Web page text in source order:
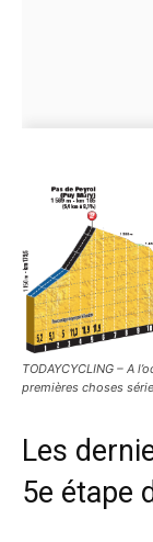
TODAYCYCLING – A
premières choses
Les
5e étape